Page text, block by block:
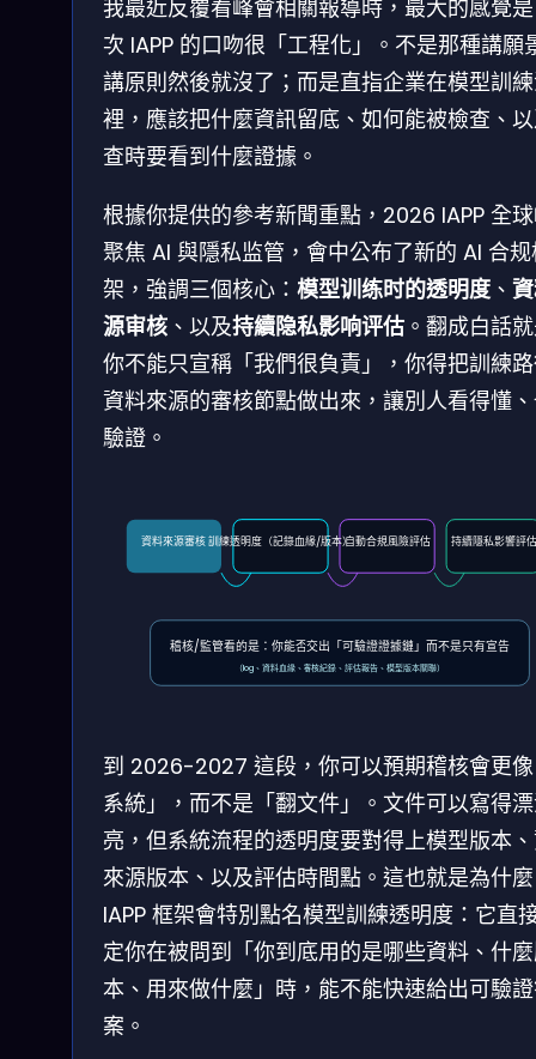
我最近反覆看峰會相關報導時，最大的感覺
次 IAPP 的口吻很「工程化」。不是那種講願
講原則然後就沒了；而是直指企業在模型訓
裡，應該把什麼資訊留底、如何能被檢查、
查時要看到什麼證據。
根據你提供的參考新聞重點，2026 IAPP 全
聚焦 AI 與隱私监管，會中公布了新的 AI 合
架，強調三個核心： 模型训练时的透明度 、
源审核 、以及持續隐私影响评估 。翻成白話
你不能只宣稱「我們很負責」，你得把訓練
資料來源的審核節點做出來，讓別人看得懂
驗證。
資料來源審核訓練透明度（記錄血緣/版本）自動合規風險評估 持續隱私影響評估
稽核/監管看的是：你能否交出「可驗證證據鏈」而不是只有宣告
（log、資料血緣、審核紀錄、評估報告、模型版本關聯）
到 2026-2027 這段，你可以預期稽核會更
系統」，而不是「翻文件」。文件可以寫得
亮，但系統流程的透明度要對得上模型版本
來源版本、以及評估時間點。這也就是為什麼
IAPP 框架會特別點名模型訓練透明度：它直
定你在被問到「你到底用的是哪些資料、什
本、用來做什麼」時，能不能快速給出可驗
案。